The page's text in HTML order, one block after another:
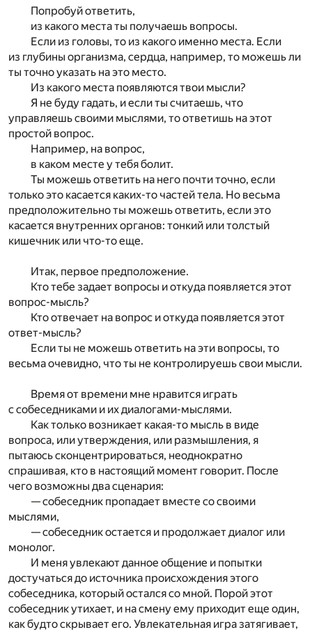
Попробуй ответить,
из какого места ты получаешь вопросы.
Если из головы, то из какого именно места. Если
из глубины организма, сердца, например, то можешь ли
ты точно указать на это место.
Из какого места появляются твои мысли?
Я не буду гадать, и если ты считаешь, что
управляешь своими мыслями, то ответишь на этот
простой вопрос.
Например, на вопрос,
в каком месте у тебя болит.
Ты можешь ответить на него почти точно, если
только это касается каких-то частей тела. Но весьма
предположительно ты можешь ответить, если это
касается внутренних органов: тонкий или толстый
кишечник или что-то еще.
Итак, первое предположение.
Кто тебе задает вопросы и откуда появляется этот
вопрос-мысль?
Кто отвечает на вопрос и откуда появляется этот
ответ-мысль?
Если ты не можешь ответить на эти вопросы, то
весьма очевидно, что ты не контролируешь свои мысли.
Время от времени мне нравится играть
с собеседниками и их диалогами-мыслями.
Как только возникает какая-то мысль в виде
вопроса, или утверждения, или размышления, я
пытаюсь сконцентрироваться, неоднократно
спрашивая, кто в настоящий момент говорит. После
чего возможны два сценария:
— собеседник пропадает вместе со своими
мыслями,
— собеседник остается и продолжает диалог или
монолог.
И меня увлекают данное общение и попытки
достучаться до источника происхождения этого
собеседника, который остался со мной. Порой этот
собеседник утихает, и на смену ему приходит еще один,
как будто скрывает его. Увлекательная игра затягивает,